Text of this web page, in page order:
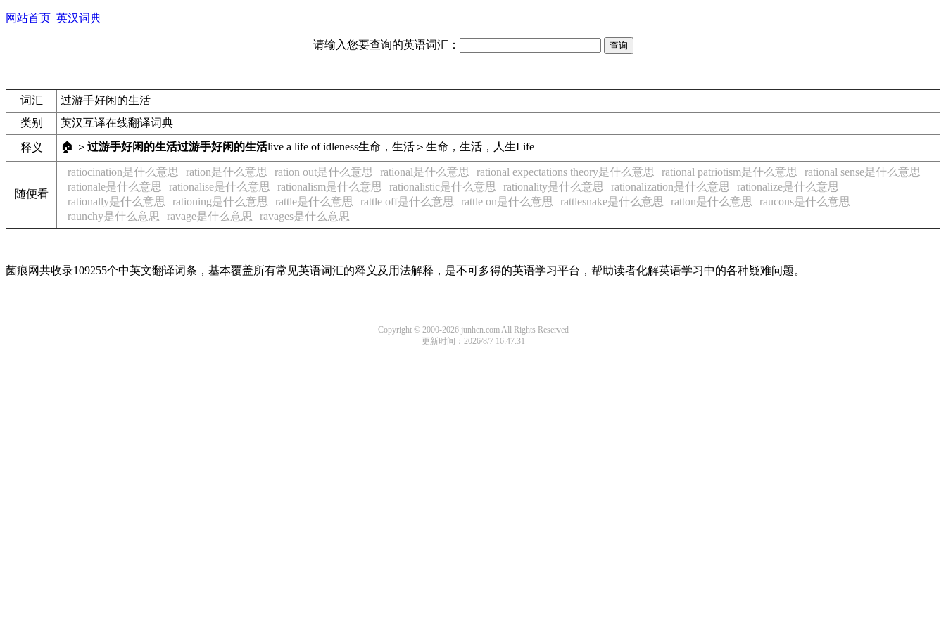
网站首页 英汉词典
请输入您要查询的英语词汇：
词汇
过游手好闲的生活
类别
英汉互译在线翻译词典
释义 🏠 ＞ 过游手好闲的生活过游手好闲的生活live a life of idleness生命，生活＞生命，生活，人生Life
随便看
ratiocination是什么意思 ration是什么意思 ration out是什么意思 rational是什么意思 rational expectations theory是什么意思 rational patriotism是什么意思
rational sense是什么意思
rationale是什么意思
rationalise是什么意思 rationalism是什么意思 rationalistic是什么意思 rationality是什么意思 rationalization是什么意思
rationalize是什么意思
rationally是什么意思
rationing是什么意思 rattle是什么意思 rattle off是什么意思 rattle on是什么意思 rattlesnake是什么意思 ratton是什么意思
raucous是什么意思
raunchy是什么意思
ravage是什么意思 ravages是什么意思
菌痕网共收录109255个中英文翻译词条，基本覆盖所有常见英语词汇的释义及用法解释，是不可多得的英语学习平台，帮助读者化解英语学习中的各种疑难问题。
Copyright © 2000-2026 junhen.com All Rights Reserved
更新时间：2026/8/7 16:47:31